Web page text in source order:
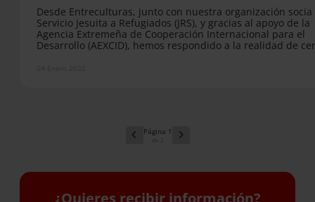
Desde Entreculturas, junto con nuestra organización socia
Servicio Jesuita a Refugiados (JRS), y gracias al apoyo de la
Agencia Extremeña de Cooperación Internacional para el
Desarrollo (AEXCID), hemos respondido a la realidad de
1
¿Quieres recibir información?